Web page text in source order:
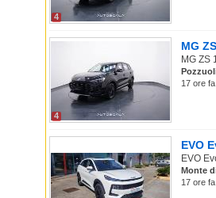
4
4
MG
MG ZS
17 ore
EVO
EVO
Monte
17 ore